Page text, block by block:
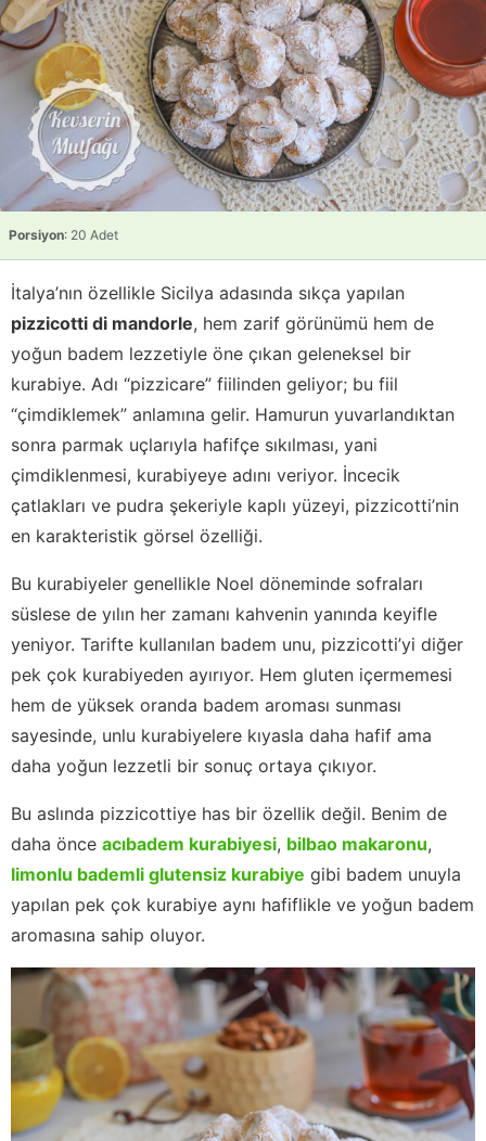
Porsiyon: 20 Adet
İtalya’nın özellikle Sicilya adasında sıkça yapılan
pizzicotti di mandorle, hem zarif görünümü hem de
yoğun badem lezzetiyle öne çıkan geleneksel bir
kurabiye. Adı “pizzicare” fiilinden geliyor; bu fiil
“çimdiklemek” anlamına gelir. Hamurun yuvarlandıktan
sonra parmak uçlarıyla hafifçe sıkılması, yani
çimdiklenmesi, kurabiyeye adını veriyor. İncecik
çatlakları ve pudra şekeriyle kaplı yüzeyi, pizzicotti’nin
en karakteristik görsel özelliği.
Bu kurabiyeler genellikle Noel döneminde sofraları
süslese de yılın her zamanı kahvenin yanında keyifle
yeniyor. Tarifte kullanılan badem unu, pizzicotti’yi diğer
pek çok kurabiyeden ayırıyor. Hem gluten içermemesi
hem de yüksek oranda badem aroması sunması
sayesinde, unlu kurabiyelere kıyasla daha hafif ama
daha yoğun lezzetli bir sonuç ortaya çıkıyor.
Bu aslında pizzicottiye has bir özellik değil. Benim de
daha önce acıbadem kurabiyesi, bilbao makaronu,
limonlu bademli glutensiz kurabiye gibi badem unuyla
yapılan pek çok kurabiye aynı hafiflikle ve yoğun badem
aromasına sahip oluyor.